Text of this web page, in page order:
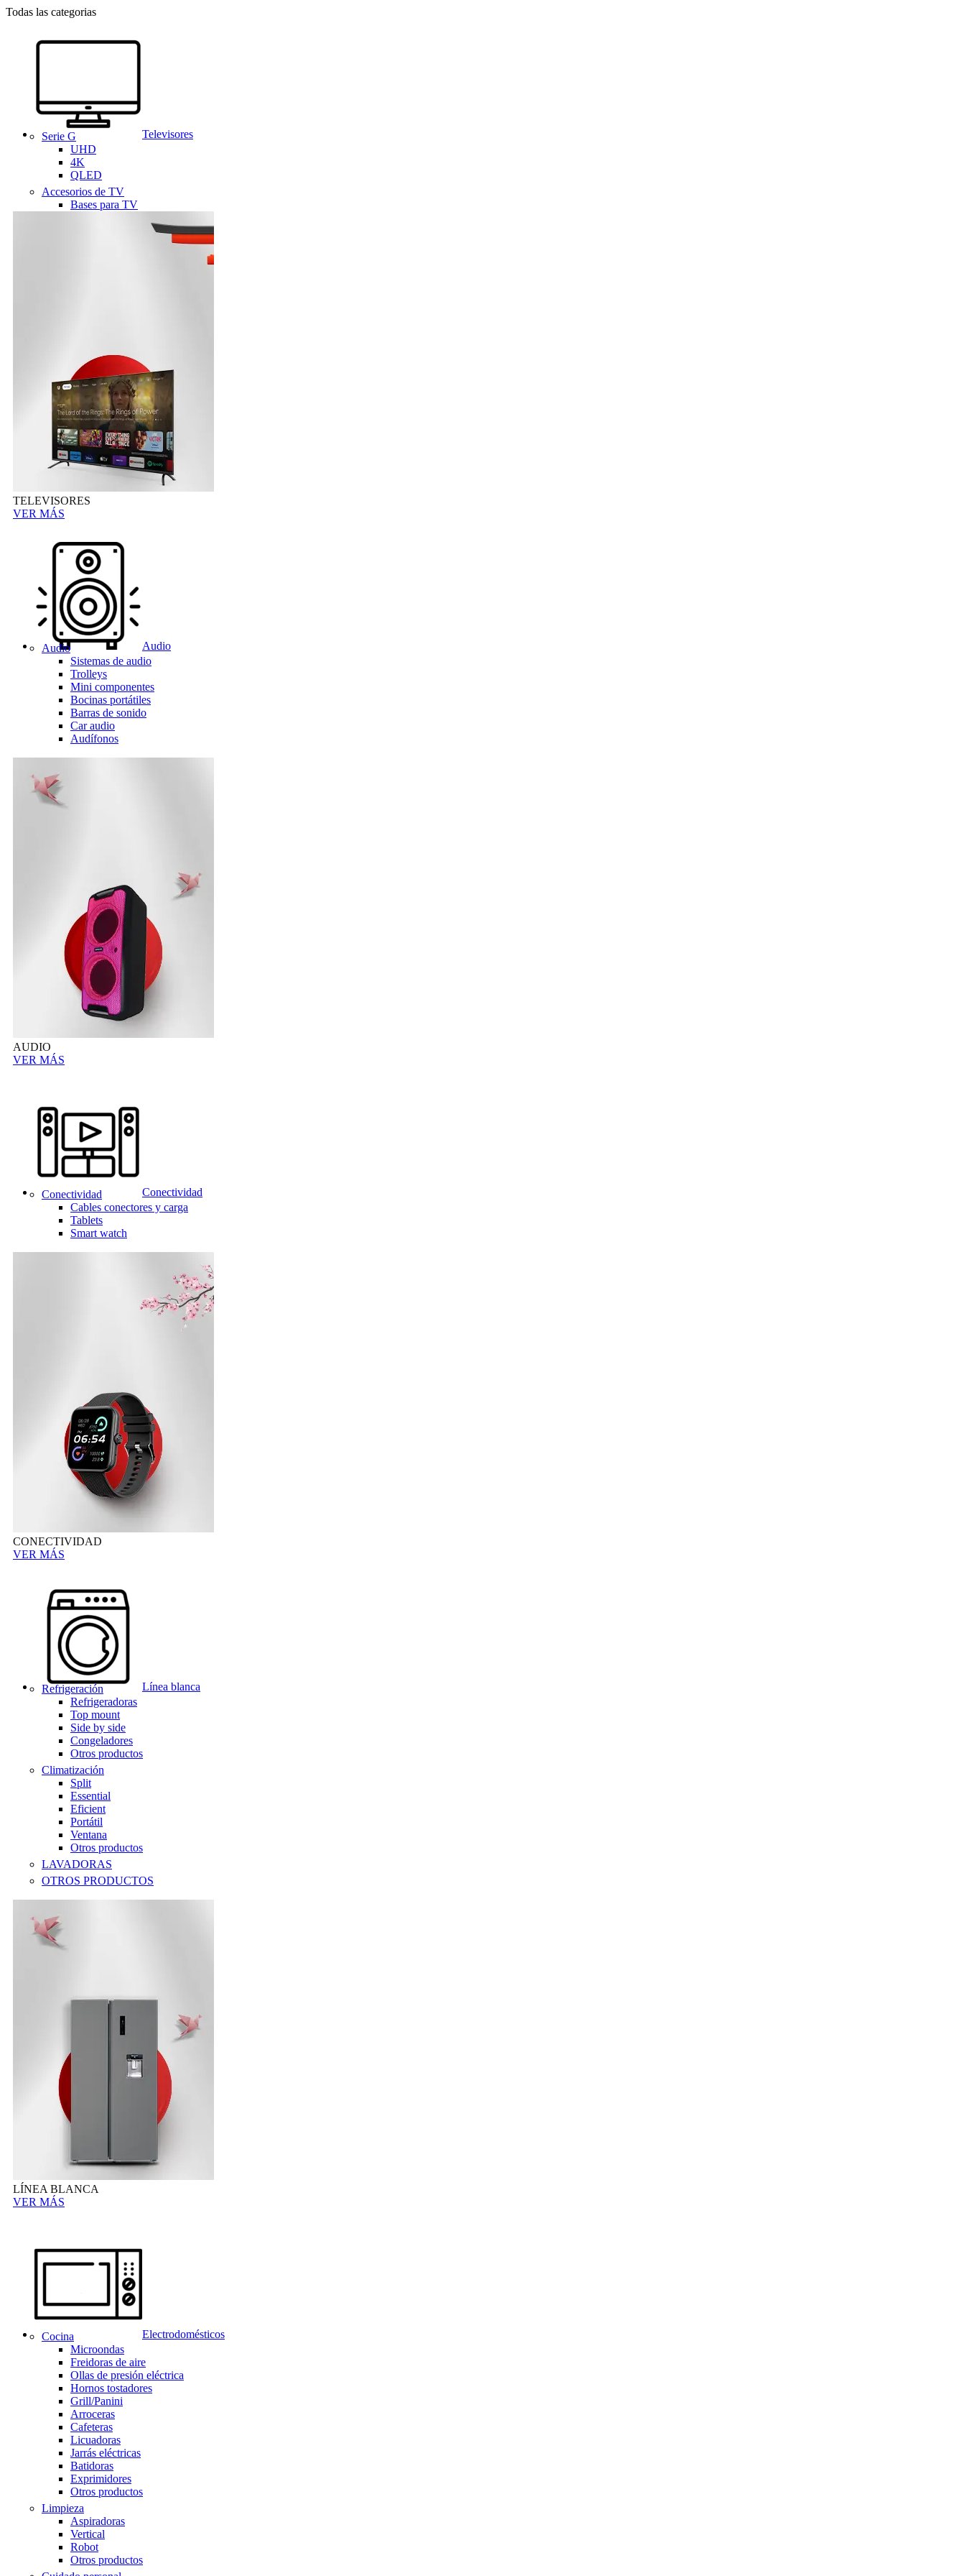
Todas las categorias
Televisores
Serie G
UHD
4K
QLED
Accesorios de TV
Bases para TV
TELEVISORES
VER MÁS
Audio
Audio
Sistemas de audio
Trolleys
Mini componentes
Bocinas portátiles
Barras de sonido
Car audio
Audífonos
AUDIO
VER MÁS
Conectividad
Conectividad
Cables conectores y carga
Tablets
Smart watch
CONECTIVIDAD
VER MÁS
Línea blanca
Refrigeración
Refrigeradoras
Top mount
Side by side
Congeladores
Otros productos
Climatización
Split
Essential
Eficient
Portátil
Ventana
Otros productos
LAVADORAS
OTROS PRODUCTOS
LÍNEA BLANCA
VER MÁS
Electrodomésticos
Cocina
Microondas
Freidoras de aire
Ollas de presión eléctrica
Hornos tostadores
Grill/Panini
Arroceras
Cafeteras
Licuadoras
Jarrás eléctricas
Batidoras
Exprimidores
Otros productos
Limpieza
Aspiradoras
Vertical
Robot
Otros productos